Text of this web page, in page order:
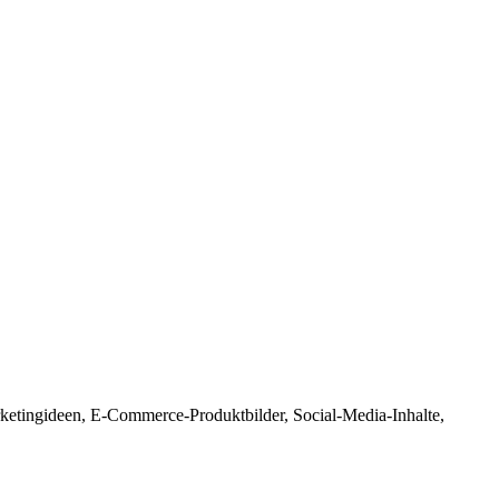
E-Commerce-Produktbilder, Social-Media-Inhalte,